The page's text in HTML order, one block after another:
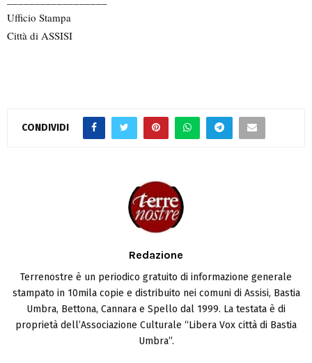
Ufficio Stampa
Città di ASSISI
CONDIVIDI
Redazione
Terrenostre è un periodico gratuito di informazione generale
stampato in 10mila copie e distribuito nei comuni di Assisi, Bastia
Umbra, Bettona, Cannara e Spello dal 1999. La testata è di
proprietà dell’Associazione Culturale “Libera Vox città di Bastia
Umbra”.